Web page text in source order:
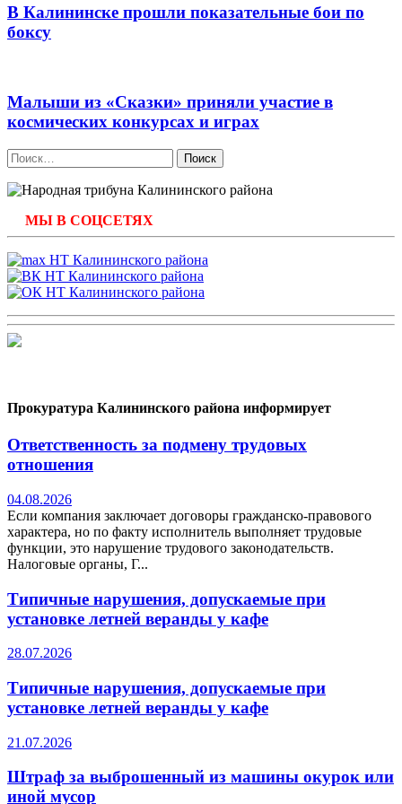
В Калининске прошли показательные бои по
боксу
Малыши из «Сказки» приняли участие в
космических конкурсах и играх
Найти:
МЫ В СОЦСЕТЯХ
Прокуратура Калининского района информирует
Ответственность за подмену трудовых
отношения
04.08.2026
Если компания заключает договоры гражданско-правового
характера, но по факту исполнитель выполняет трудовые
функции, это нарушение трудового законодательств.
Налоговые органы, Г...
Типичные нарушения, допускаемые при
установке летней веранды у кафе
28.07.2026
Типичные нарушения, допускаемые при
установке летней веранды у кафе
21.07.2026
Штраф за выброшенный из машины окурок или
иной мусор